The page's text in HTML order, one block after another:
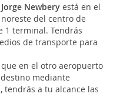
Newbery está en el
del centro de
1 terminal. Tendrás
de transporte para
en el otro aeropuerto
mediante
a tu alcance las